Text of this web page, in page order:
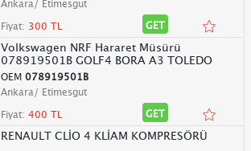
Ankara/ Etimesgut
Fiyat: 300 TL GET
Volkswagen NRF Hararet Müsürü
078919501B GOLF4 BORA A3 TOLEDO
OEM 078919501B
Ankara/ Etimesgut
Fiyat: 400 TL GET
RENAULT CLİO 4 KLİAM KOMPRESÖRÜ